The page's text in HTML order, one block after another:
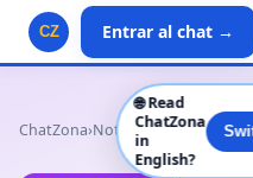
CZ Entrar al chat →
ChatZona›Noticias›
🌐 Read
ChatZona
in
English?